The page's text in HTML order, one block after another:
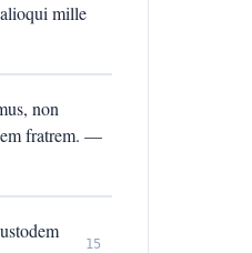
mille
non
fratrem. —
15